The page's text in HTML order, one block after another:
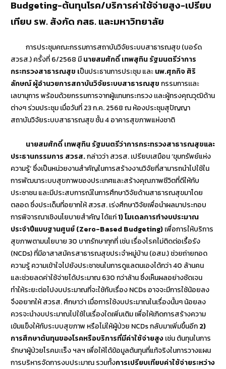
Budgeting-ต้นทุนโรค/บริการค่าใช้จ่ายสูง-เปรียบ
เทียบ รพ. สังกัด กสธ. และมหาวิทยาลัย
การประชุมคณะกรรมการสถาบันวิจัยระบบสาธารณสุข (บอร์ด
สวรส.) ครั้งที่ 6/2568 มีนายสมศักดิ์ เทพสุทิน รัฐมนตรีว่าการ
กระทรวงสาธารณสุข เป็นประธานการประชุม และนพ.ศุภกิจ ศิริ
ลักษณ์ ผู้อำนวยการสถาบันวิจัยระบบสาธารณสุขกรรมการเเละ
เลขานุการ พร้อมด้วยกรรมการจากผู้เเทนกระทรวง เเละผู้ทรงคุณวุฒิด้าน
ต่างๆ ร่วมประชุม เมื่อวันที่ 23 ก.ค. 2568 ณ ห้องประชุมสุปัญญา
สถาบันวิจัยระบบสาธารณสุข ชั้น 4 อาคารสุขภาพแห่งชาติ
นายสมศักดิ์ เทพสุทิน รัฐมนตรีว่าการกระทรวงสาธารณสุขและ
ประธานกรรมการ สวรส.กล่าวว่า สวรส. เปรียบเสมือน ‘ขุมทรัพย์แห่ง
ความรู้’ ซึ่งเป็นหน่วยงานสำคัญในการสร้างงานวิจัยที่สามารถนำไปใช้ใน
การพัฒนาระบบสุขภาพของประเทศและสร้างคุณภาพชีวิตที่ดีให้กับ
ประชาชน และมีประสบการณ์ในการศึกษาวิจัยด้านสาธารณสุขมาโดย
ตลอด ซึ่งประเด็นที่อยากให้ สวรส. เร่งศึกษาวิจัยเพื่อนำผลมาประกอบ
การพิจารณาเชิงนโยบายสำคัญ ได้แก่1) โมเดลการทำงบประมาณ
ประจำปีแบบฐานศูนย์ (Zero-Based Budgeting)เพื่อการให้บริการ
สุขภาพตามนโยบาย 30 บาทรักษาทุกที่ เช่น เรื่องโรคไม่ติดต่อเรื้อรัง
(NCDs) ที่มีอาสาสมัครสาธารณสุขประจำหมู่บ้าน (อสม.) ช่วยถ่ายทอด
ความรู้ ความเข้าใจไปยังประชาชนในการดูแลตนเองได้กว่า 40 ล้านคน
และช่วยลดค่าใช้จ่ายได้ประมาณ 630 กว่าล้าน ซึ่งเห็นผลอย่างชัดเจน
ทำให้ระยะต่อไปงบประมาณที่จะใช้กับเรื่อง NCDs อาจจะมีการใช้น้อยลง
จึงอยากให้ สวรส. ศึกษาว่า เมื่อการใช้งบประมาณในเรื่องนั้นๆ น้อยลง
ควรจะนำงบประมาณไปใช้ในเรื่องใดเพิ่มเติม เพื่อให้เกิดการสร้างความ
เข้มแข็งให้กับระบบสุขภาพ หรือไม่ให้ผู้ป่วย NCDs กลับมาเพิ่มขึ้นอีก2)
การศึกษาต้นทุนของโรคหรือบริการที่มีค่าใช้จ่ายสูงเช่น ต้นทุนในการ
รักษาผู้ป่วยโรคมะเร็ง ฯลฯ เพื่อให้ได้ข้อมูลต้นทุนที่แท้จริงในการวางแผน
การบริหารจัดการงบประมาณ รวมทั้งการเปรียบเทียบค่าใช้จ่ายระหว่าง